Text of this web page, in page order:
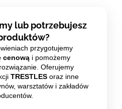
lub potrzebujesz
przygotujemy
cenową i pomożemy
Oferujemy
TRESTLES oraz inne
warsztatów i zakładów